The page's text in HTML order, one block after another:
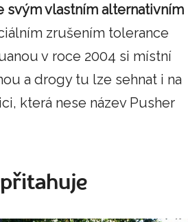
svým vlastním alternativním
zrušením tolerance
v roce 2004 si místní
a drogy tu lze sehnat i na
která nese název Pusher